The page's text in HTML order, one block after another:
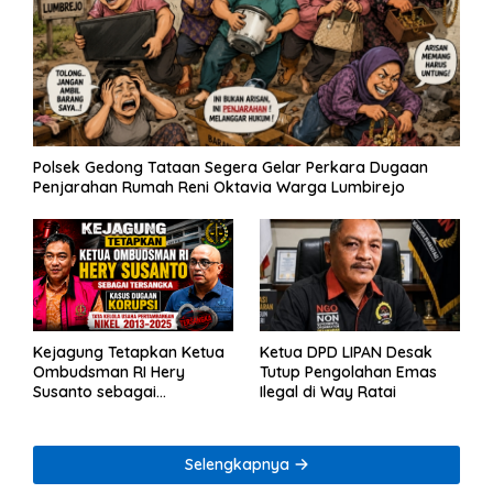
Polsek Gedong Tataan Segera Gelar Perkara Dugaan
Penjarahan Rumah Reni Oktavia Warga Lumbirejo
Kejagung Tetapkan Ketua
Ombudsman RI Hery
Susanto sebagai
Tambang Nikel
Ketua DPD LIPAN Desak
Tutup Pengolahan Emas
Ilegal di Way Ratai
Selengkapnya